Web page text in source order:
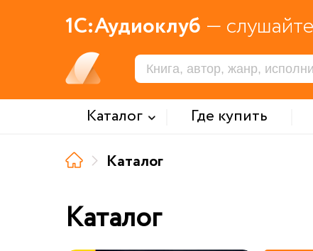
1С:Аудиоклуб —
Каталог Где купить
Каталог
Каталог